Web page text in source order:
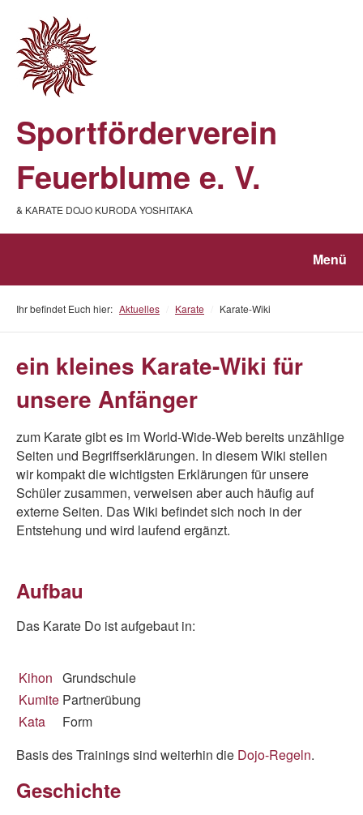
Sportförderverein
Feuerblume e. V.
& KARATE DOJO KURODA YOSHITAKA
Menü
Ihr befindet Euch hier: Aktuelles Karate Karate-Wiki
ein kleines Karate-Wiki für
unsere Anfänger
zum Karate gibt es im World-Wide-Web bereits unzählige
Seiten und Begriffserklärungen. In diesem Wiki stellen
wir kompakt die wichtigsten Erklärungen für unsere
Schüler zusammen, verweisen aber auch häufig auf
externe Seiten. Das Wiki befindet sich noch in der
Entstehung und wird laufend ergänzt.
Aufbau
Das Karate Do ist aufgebaut in:
Kihon Grundschule
Kumite Partnerübung
Kata
Form
Basis des Trainings sind weiterhin die Dojo-Regeln.
Geschichte